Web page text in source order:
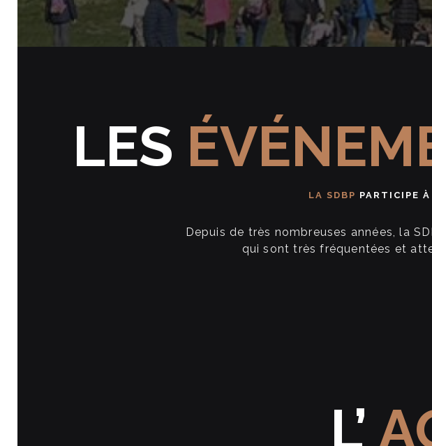
LES
LA SDBP PARTICIPE À
Depuis de très nombreuses années, la
qui sont très fréquentées et
L’